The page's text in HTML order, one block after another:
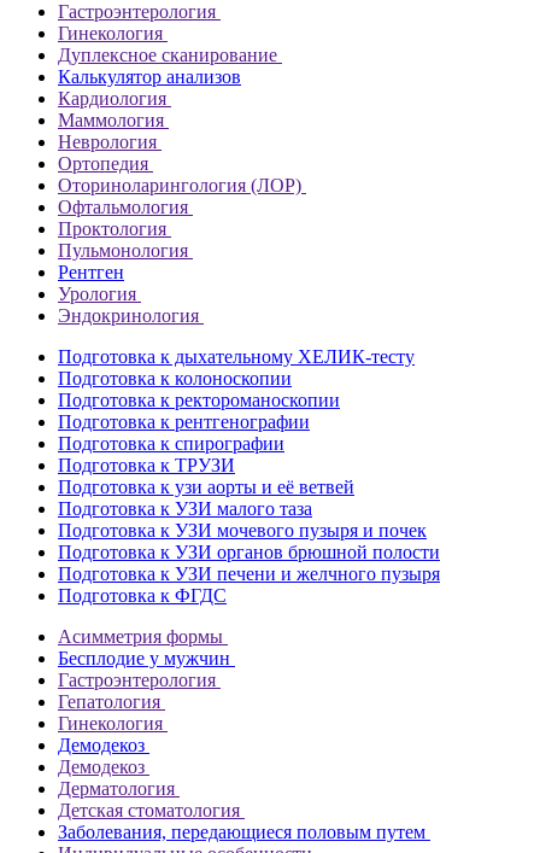
Гастроэнтерология
Гинекология
Дуплексное сканирование
Калькулятор анализов
Кардиология
Маммология
Неврология
Ортопедия
Оториноларингология (ЛОР)
Офтальмология
Проктология
Пульмонология
Рентген
Урология
Эндокринология
Подготовка к дыхательному ХЕЛИК-тесту
Подготовка к колоноскопии
Подготовка к ректороманоскопии
Подготовка к рентгенографии
Подготовка к спирографии
Подготовка к ТРУЗИ
Подготовка к узи аорты и её ветвей
Подготовка к УЗИ малого таза
Подготовка к УЗИ мочевого пузыря и почек
Подготовка к УЗИ органов брюшной полости
Подготовка к УЗИ печени и желчного пузыря
Подготовка к ФГДС
Асимметрия формы
Бесплодие у мужчин
Гастроэнтерология
Гепатология
Гинекология
Демодекоз
Демодекоз
Дерматология
Детская стоматология
Заболевания, передающиеся половым путем